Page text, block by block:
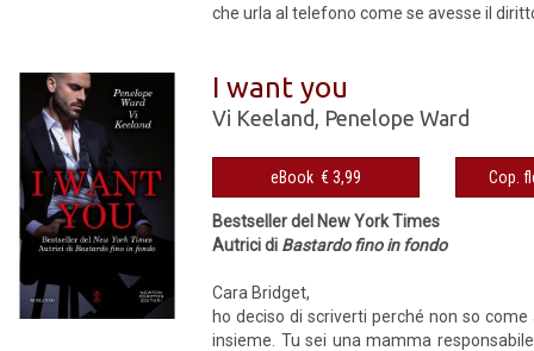
che urla al telefono come se avesse il
I want you
Vi Keeland Penelope Ward
eBook € 3,99
Bestseller del New York Times
Autrici di Bastardo fino in fondo
Cara Bridget,
ho deciso di scriverti perché non so
insieme. Tu sei una mamma